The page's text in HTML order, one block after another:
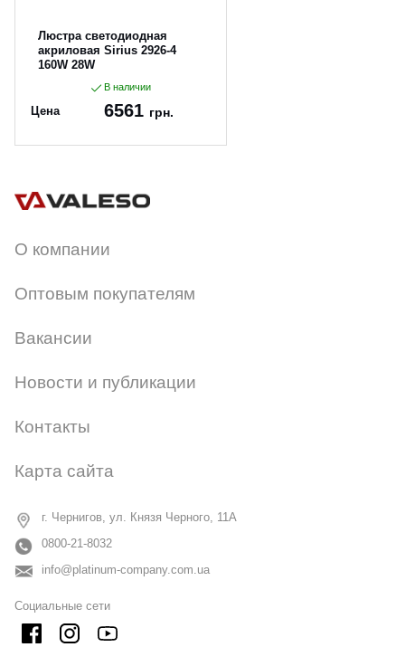
Люстра светодиодная
акриловая Sirius 2926-4
160W 28W
В наличии
Цена 6561 грн.
О компании
Оптовым покупателям
Вакансии
Новости и публикации
Контакты
Карта сайта
г. Чернигов, ул. Князя Черного, 11А
0800-21-8032
info@platinum-company.com.ua
Социальные сети